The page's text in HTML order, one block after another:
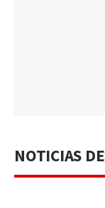
NOTICIAS